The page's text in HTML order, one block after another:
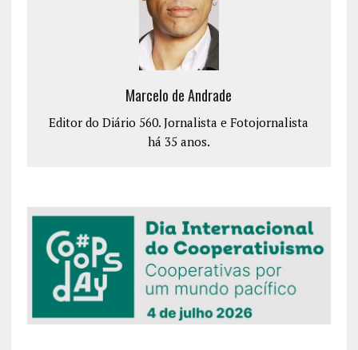
Marcelo de Andrade
Editor do Diário 560. Jornalista e Fotojornalista
há 35 anos.